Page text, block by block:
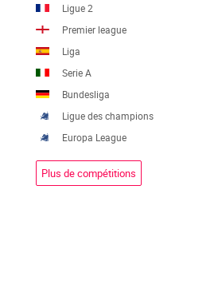
Ligue 2
Premier league
Liga
Serie A
Bundesliga
Ligue des champions
Europa League
Plus de compétitions